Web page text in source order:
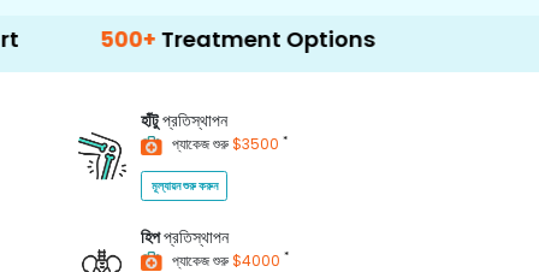
500+ Treatment Options
হাঁটুপ্রতিস্থাপন
প্যাকেজ শুরু$3500 *
মূল্যায়ন শুরু করুন
হিপপ্রতিস্থাপন
প্যাকেজ শুরু$4000 *